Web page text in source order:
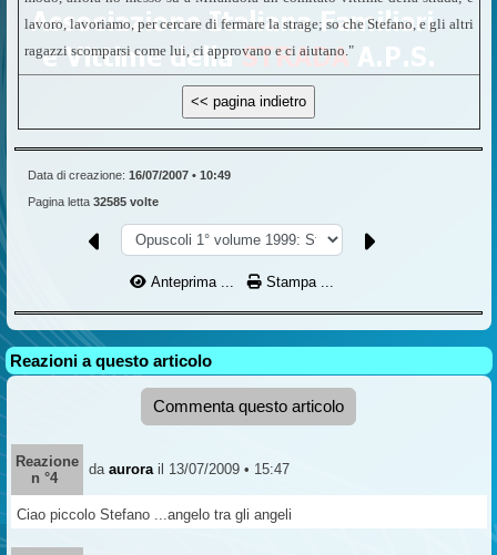
lavoro, lavoriamo, per cercare di fermare la strage; so che Stefano, e gli altri
ragazzi scomparsi come lui, ci approvano e ci aiutano."
Data di creazione: 16/07/2007 • 10:49
Pagina letta 32585 volte
Anteprima ... Stampa ...
Reazioni a questo articolo
Commenta questo articolo
Reazione
n °4
da aurora il 13/07/2009 • 15:47
Ciao piccolo Stefano ...angelo tra gli angeli